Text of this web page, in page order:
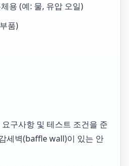
용 (예: 물, 유압 오일)
품)
구사항 및 테스트 조건을 준
세벽(baffle wall)이 있는 안